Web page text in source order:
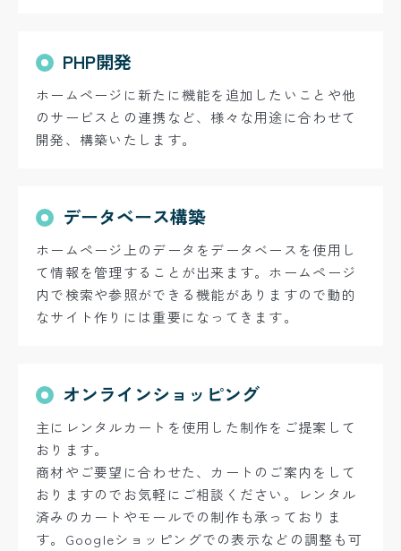
PHP開発
ホームページに新たに機能を追加したいことや他
のサービスとの連携など、様々な用途に合わせて
開発、構築いたします。
データベース構築
ホームページ上のデータをデータベースを使用し
て情報を管理することが出来ます。ホームページ
内で検索や参照ができる機能がありますので動的
なサイト作りには重要になってきます。
オンラインショッピング
主にレンタルカートを使用した制作をご提案して
おります。
商材やご要望に合わせた、カートのご案内をして
おりますのでお気軽にご相談ください。レンタル
済みのカートやモールでの制作も承っておりま
す。 Googleショッピングでの表示などの調整も可